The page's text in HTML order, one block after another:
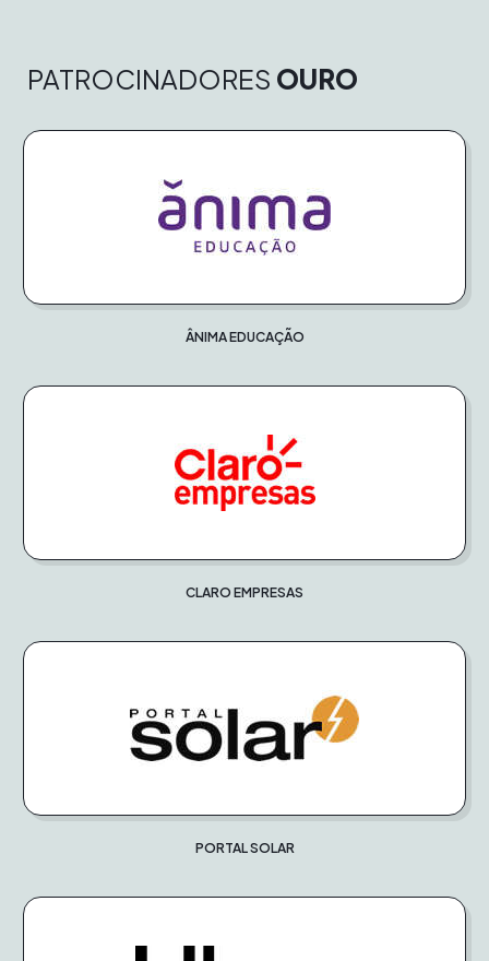
PATROCINADORES OURO
ÂNIMA EDUCAÇÃO
CLARO EMPRESAS
PORTAL SOLAR